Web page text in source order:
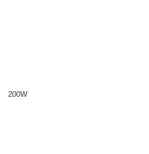
200W